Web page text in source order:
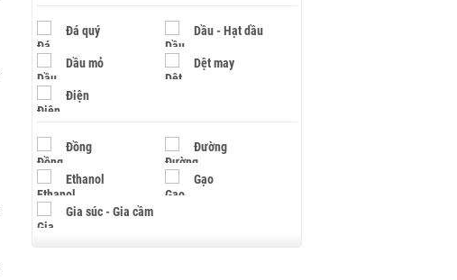
Đá quý Dầu - Hạt dầu
Dầu mỏ Dệt may
Điện
Đồng Đường
Ethanol Gạo
Gia súc - Gia cầm